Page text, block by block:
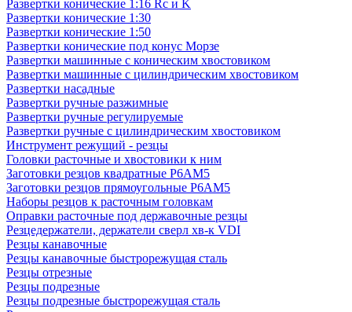
Развертки конические 1:16 Rc и K
Развертки конические 1:30
Развертки конические 1:50
Развертки конические под конус Морзе
Развертки машинные с коническим хвостовиком
Развертки машинные с цилиндрическим хвостовиком
Развертки насадные
Развертки ручные разжимные
Развертки ручные регулируемые
Развертки ручные с цилиндрическим хвостовиком
Инструмент режущий - резцы
Головки расточные и хвостовики к ним
Заготовки резцов квадратные Р6АМ5
Заготовки резцов прямоугольные Р6АМ5
Наборы резцов к расточным головкам
Оправки расточные под державочные резцы
Резцедержатели, держатели сверл хв-к VDI
Резцы канавочные
Резцы канавочные быстрорежущая сталь
Резцы отрезные
Резцы подрезные
Резцы подрезные быстрорежущая сталь